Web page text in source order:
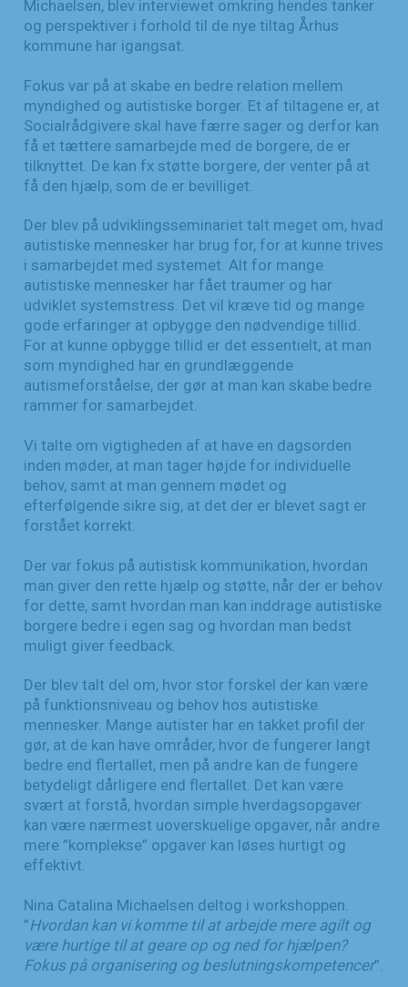
Michaelsen, blev interviewet omkring hendes tanker
og perspektiver i forhold til de nye tiltag Århus
kommune har igangsat.
Fokus var på at skabe en bedre relation mellem
myndighed og autistiske borger. Et af tiltagene er, at
Socialrådgivere skal have færre sager og derfor kan
få et tættere samarbejde med de borgere, de er
tilknyttet. De kan fx støtte borgere, der venter på at
få den hjælp, som de er bevilliget.
Der blev på udviklingsseminariet talt meget om, hvad
autistiske mennesker har brug for, for at kunne trives
i samarbejdet med systemet. Alt for mange
autistiske mennesker har fået traumer og har
udviklet systemstress. Det vil kræve tid og mange
gode erfaringer at opbygge den nødvendige tillid.
For at kunne opbygge tillid er det essentielt, at man
som myndighed har en grundlæggende
autismeforståelse, der gør at man kan skabe bedre
rammer for samarbejdet.
Vi talte om vigtigheden af at have en dagsorden
inden møder, at man tager højde for individuelle
behov, samt at man gennem mødet og
efterfølgende sikre sig, at det der er blevet sagt er
forstået korrekt.
Der var fokus på autistisk kommunikation, hvordan
man giver den rette hjælp og støtte, når der er behov
for dette, samt hvordan man kan inddrage autistiske
borgere bedre i egen sag og hvordan man bedst
muligt giver feedback.
Der blev talt del om, hvor stor forskel der kan være
på funktionsniveau og behov hos autistiske
mennesker. Mange autister har en takket profil der
gør, at de kan have områder, hvor de fungerer langt
bedre end flertallet, men på andre kan de fungere
betydeligt dårligere end flertallet. Det kan være
svært at forstå, hvordan simple hverdagsopgaver
kan være nærmest uoverskuelige opgaver, når andre
mere ”komplekse” opgaver kan løses hurtigt og
effektivt.
Nina Catalina Michaelsen deltog i workshoppen.
”Hvordan kan vi komme til at arbejde mere agilt og
være hurtige til at geare op og ned for hjælpen?
Fokus på organisering og beslutningskompetencer”.